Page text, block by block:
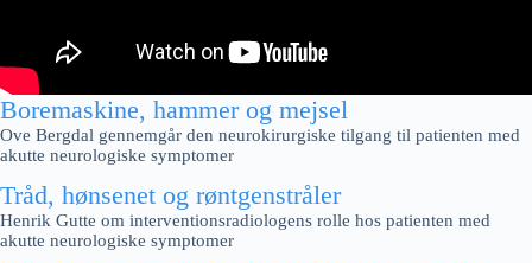
Boremaskine, hammer og mejsel
Ove Bergdal gennemgår den neurokirurgiske tilgang til patienten med
akutte neurologiske symptomer
Tråd, hønsenet og røntgenstråler
Henrik Gutte om interventionsradiologens rolle hos patienten med
akutte neurologiske symptomer